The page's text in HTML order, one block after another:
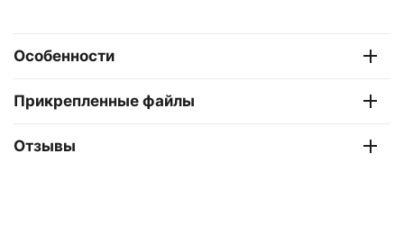
Особенности
Прикрепленные файлы
Отзывы